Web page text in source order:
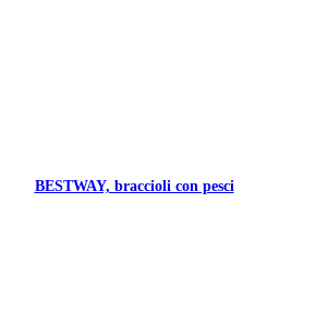
BESTWAY, braccioli con pesci